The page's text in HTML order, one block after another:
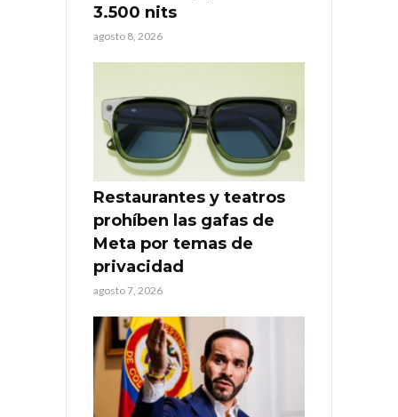
3.500 nits
agosto 8, 2026
Restaurantes y teatros
prohíben las gafas de
Meta por temas de
privacidad
agosto 7, 2026